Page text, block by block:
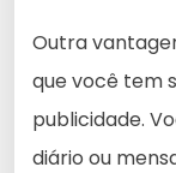
Outra
que você tem
publicidade.
diário ou